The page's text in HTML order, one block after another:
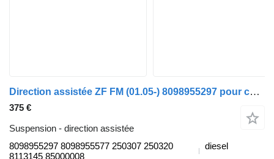
Direction assistée ZF FM (01.05-) 8098955297 pour camion Volvo FM7-FM12, FM, FMX (1998-2014)
375 €
Suspension - direction assistée
8098955297 8098955577 250307 250320
8113145 85000008
diesel